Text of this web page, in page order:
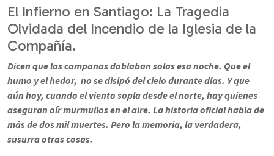
El Infierno en Santiago: La Tragedia
Olvidada del Incendio de la Iglesia de la
Compañía.
Dicen que las campanas doblaban solas esa noche. Que el
humo y el hedor, no se disipó del cielo durante días. Y que
aún hoy, cuando el viento sopla desde el norte, hay quienes
aseguran oír murmullos en el aire. La historia oficial habla de
más de dos mil muertes. Pero la memoria, la verdadera,
susurra otras cosas.